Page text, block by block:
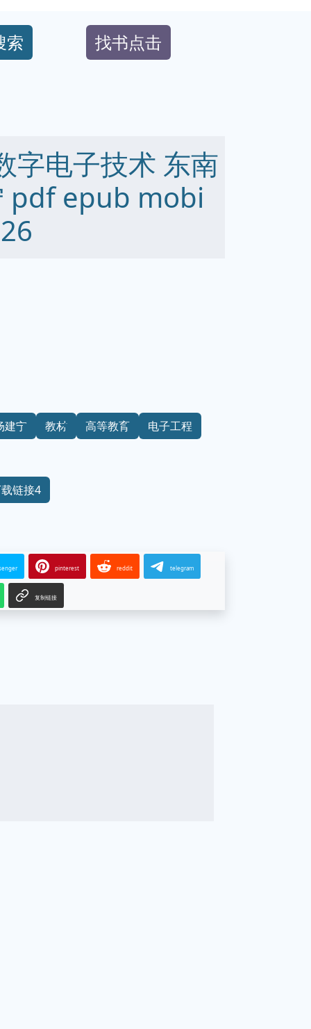
索 找书点击
字电子技术 东南
pdf epub mobi
建宁 教材 高等教育 电子工程
链接4
pinterest reddit telegram
复制链接